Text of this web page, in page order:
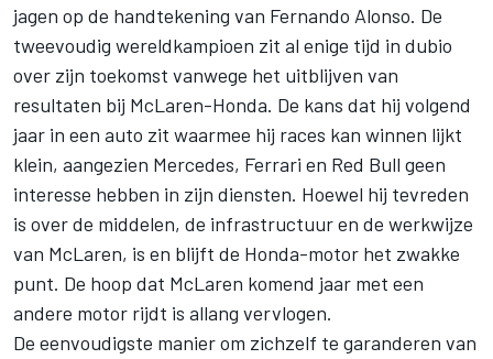
jagen op de handtekening van Fernando Alonso. De
tweevoudig wereldkampioen zit al enige tijd in dubio
over zijn toekomst vanwege het uitblijven van
resultaten bij McLaren-Honda. De kans dat hij volgend
jaar in een auto zit waarmee hij races kan winnen lijkt
klein, aangezien Mercedes, Ferrari en Red Bull geen
interesse hebben in zijn diensten. Hoewel hij tevreden
is over de middelen, de infrastructuur en de werkwijze
van McLaren, is en blijft de Honda-motor het zwakke
punt. De hoop dat McLaren komend jaar met een
andere motor rijdt is allang vervlogen.
De eenvoudigste manier om zichzelf te garanderen van